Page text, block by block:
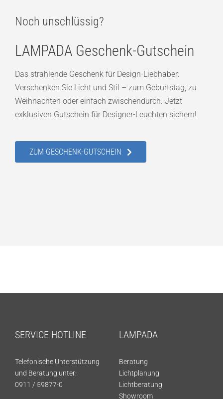
Noch unschlüssig?
LAMPADA Geschenk-Gutschein
Das strahlende Geschenk für Design-Liebhaber:
Verschenken Sie Licht und Stil – zum Geburtstag, zu
Weihnachten oder einfach zwischendurch. Jetzt
exklusiven Gutschein für Designer-Leuchten sichern!
ZUM GESCHENK-GUTSCHEIN
SERVICE HOTLINE
Telefonische Unterstützung
und Beratung unter:
0911 / 59877-0
LAMPADA
Beratung
Lichtplanung
Lichtberatung
Showroom